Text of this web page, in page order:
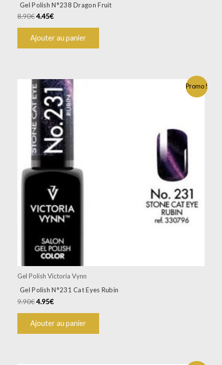
Gel Polish N°238 Dragon Fruit
8.90€4.45€
Ajouter au panier
Promo !
Gel Polish Victoria Vynn
Gel Polish N°231 Cat Eyes Rubin
9.90€4.95€
Ajouter au panier